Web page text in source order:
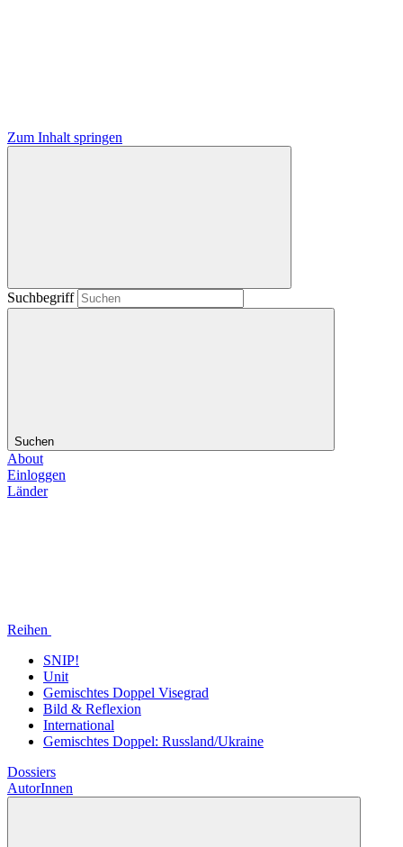
Zum Inhalt springen
Suchbegriff
Suchen
About
Einloggen
Länder
Reihen
SNIP!
Unit
Gemischtes Doppel Visegrad
Bild & Reflexion
International
Gemischtes Doppel: Russland/Ukraine
Dossiers
AutorInnen